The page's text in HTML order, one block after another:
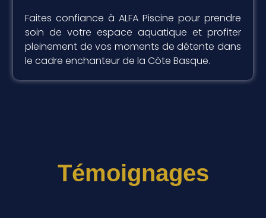
Faites confiance à ALFA Piscine pour prendre
soin de votre espace aquatique et profiter
pleinement de vos moments de détente dans
le cadre enchanteur de la Côte Basque.
Témoignages